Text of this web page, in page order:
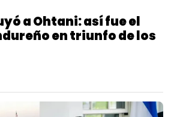
a Ohtani: así fue el
en triunfo de los